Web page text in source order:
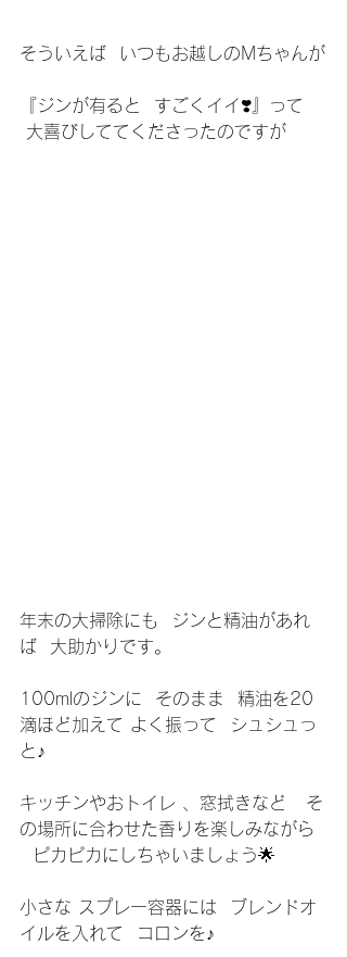
そういえば  いつもお越しのMちゃんが
『ジンが有ると  すごくイイ❣️』って
大喜びしててくださったのですが
年末の大掃除にも  ジンと精油があれ
ば  大助かりです。
100mlのジンに  そのまま  精油を20
滴ほど加えて よく振って  シュシュっ
と♪
キッチンやおトイレ 、窓拭きなど   そ
の場所に合わせた香りを楽しみながら
ピカピカにしちゃいましょう🌟
小さな スプレー容器には  ブレンドオ
イルを入れて  コロンを♪